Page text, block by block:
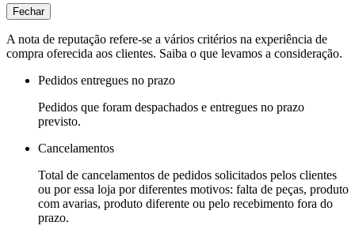
Fechar
A nota de reputação refere-se a vários critérios na experiência de
compra oferecida aos clientes. Saiba o que levamos a consideração.
Pedidos entregues no prazo
Pedidos que foram despachados e entregues no prazo
previsto.
Cancelamentos
Total de cancelamentos de pedidos solicitados pelos clientes
ou por essa loja por diferentes motivos: falta de peças, produto
com avarias, produto diferente ou pelo recebimento fora do
prazo.